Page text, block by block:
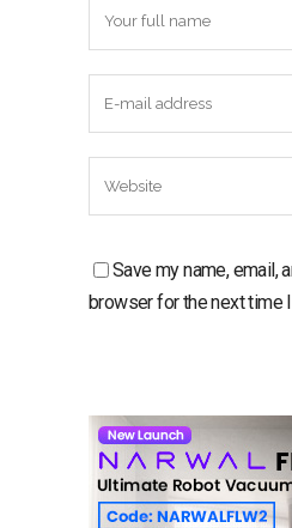
Save my name, email,
browser for the next time